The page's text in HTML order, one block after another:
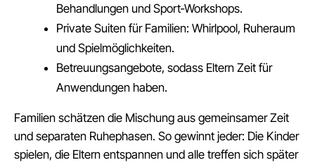
Behandlungen und Sport‑Workshops.
Private Suiten für Familien: Whirlpool, Ruheraum
und Spielmöglichkeiten.
Betreuungsangebote, sodass Eltern Zeit für
Anwendungen haben.
Familien schätzen die Mischung aus gemeinsamer Zeit
und separaten Ruhephasen. So gewinnt jeder: Die Kinder
spielen, die Eltern entspannen und alle treffen sich später